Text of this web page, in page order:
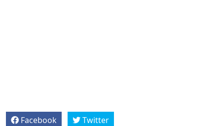
Facebook Twitter